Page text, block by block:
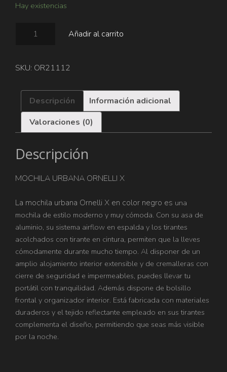
Hay existencias
Añadir al carrito
SKU: OR21112
Descripción
Información adicional
Valoraciones (0)
Descripción
MOCHILA URBANA ORNELLI X
La mochila urbana Ornelli X en color negro es una
mochila de estilo moderno y muy cómoda. Con su asa de
aluminio, su sistema airflow en espalda y los tirantes
acolchados con tirante en cintura, permiten que la lleves
cómodamente durante mucho tiempo. Al disponer de un
amplio alojamiento interior extensible y de cremalleras con
cierre de seguridad e impermeables, puedes llevar tu
portátil con tranquilidad. Además dispone de bolsillo
frontal y organizador interior. Está fabricada con materiales
duraderos y el tejido reflectante empleado en sus tirantes
complementa el diseño, permitiendo que seas más visible
por la noche.